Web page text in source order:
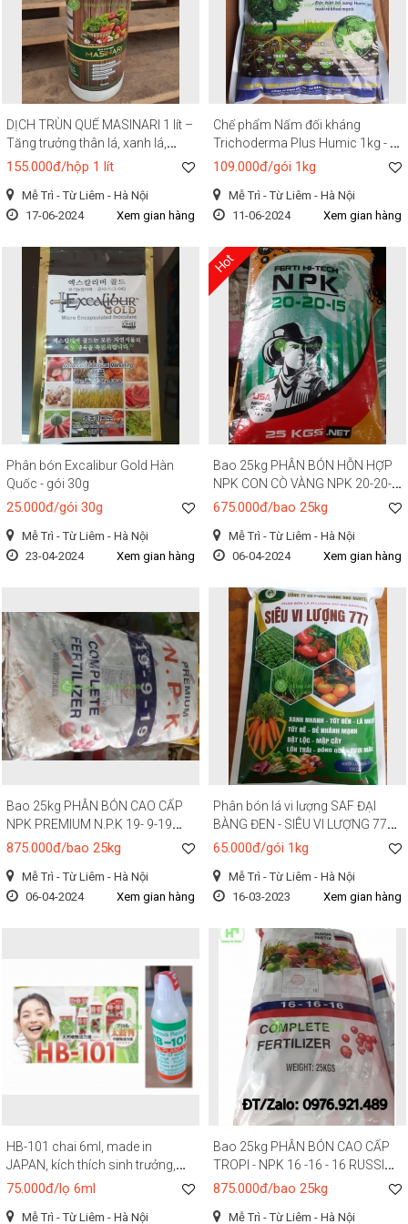
DỊCH TRÙN QUẾ MASINARI 1 lít –
Tăng trưởng thân lá, xanh lá,
mướt lá, to lá, bật chồi nhanh,
cọng.
155.000đ/hộp 1 lít
Mễ Trì - Từ Liêm - Hà Nội
17-06-2024
Xem gian hàng
Chế phẩm Nấm đối kháng
Trichoderma Plus Humic 1kg - Vi
Sinh SFarm Đặng Gia Trang
109.000đ/gói 1kg
Mễ Trì - Từ Liêm - Hà Nội
11-06-2024
Xem gian hàng
Phân bón Excalibur Gold Hàn
Quốc - gói 30g
25.000đ/gói 30g
Mễ Trì - Từ Liêm - Hà Nội
23-04-2024
Xem gian hàng
Hot
Bao 25kg PHÂN BÓN HỖN HỢP
NPK CON CÒ VÀNG NPK 20-20-
15
675.000đ/bao 25kg
Mễ Trì - Từ Liêm - Hà Nội
06-04-2024
Xem gian hàng
Bao 25kg PHÂN BÓN CAO CẤP
NPK PREMIUM N.P.K 19- 9-19
+TE
875.000đ/bao 25kg
Mễ Trì - Từ Liêm - Hà Nội
06-04-2024
Xem gian hàng
Phân bón lá vi lượng SAF ĐẠI
BÀNG ĐEN - SIÊU VI LƯỢNG 777,
TL: 1kg/gói, xanh nhanh, tốt bền,
bật lộc, mập cây, lớn trái, bóng
quả, tươi màu,
65.000đ/gói 1kg
Mễ Trì - Từ Liêm - Hà Nội
16-03-2023
Xem gian hàng
HB-101 chai 6ml, made in
JAPAN, kích thích sinh trưởng,
kích rễ cực mạnh cho tất cả các
cảnh
75.000đ/lọ 6ml
Mễ Trì - Từ Liêm - Hà Nội
Bao 25kg PHÂN BÓN CAO CẤP
TROPI - NPK 16 -16 - 16 RUSSIA,
Siêu ra rễ, bật chồi, siêu phát
mã
875.000đ/bao 25kg
Mễ Trì - Từ Liêm - Hà Nội